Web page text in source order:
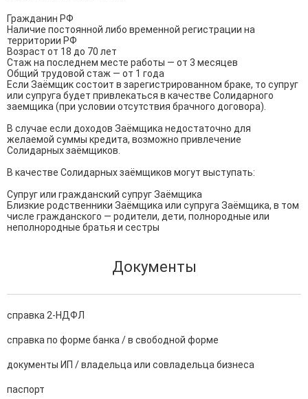
Гражданин РФ
Наличие постоянной либо временной регистрации на
территории РФ
Возраст от 18 до 70 лет
Стаж на последнем месте работы — от 3 месяцев
Общий трудовой стаж — от 1 года
Если Заёмщик состоит в зарегистрированном браке, то супруг
или супруга будет привлекаться в качестве Солидарного
заемщика (при условии отсутствия брачного договора).
В случае если доходов Заёмщика недостаточно для
желаемой суммы кредита, возможно привлечение
Солидарных заёмщиков.
В качестве Солидарных заёмщиков могут выступать:
Супруг или гражданский супруг Заёмщика
Близкие родственники Заёмщика или супруга Заёмщика, в том
числе гражданского — родители, дети, полнородные или
неполнородные братья и сестры
Документы
справка 2-НДФЛ
справка по форме банка / в свободной форме
документы ИП / владельца или совладельца бизнеса
паспорт